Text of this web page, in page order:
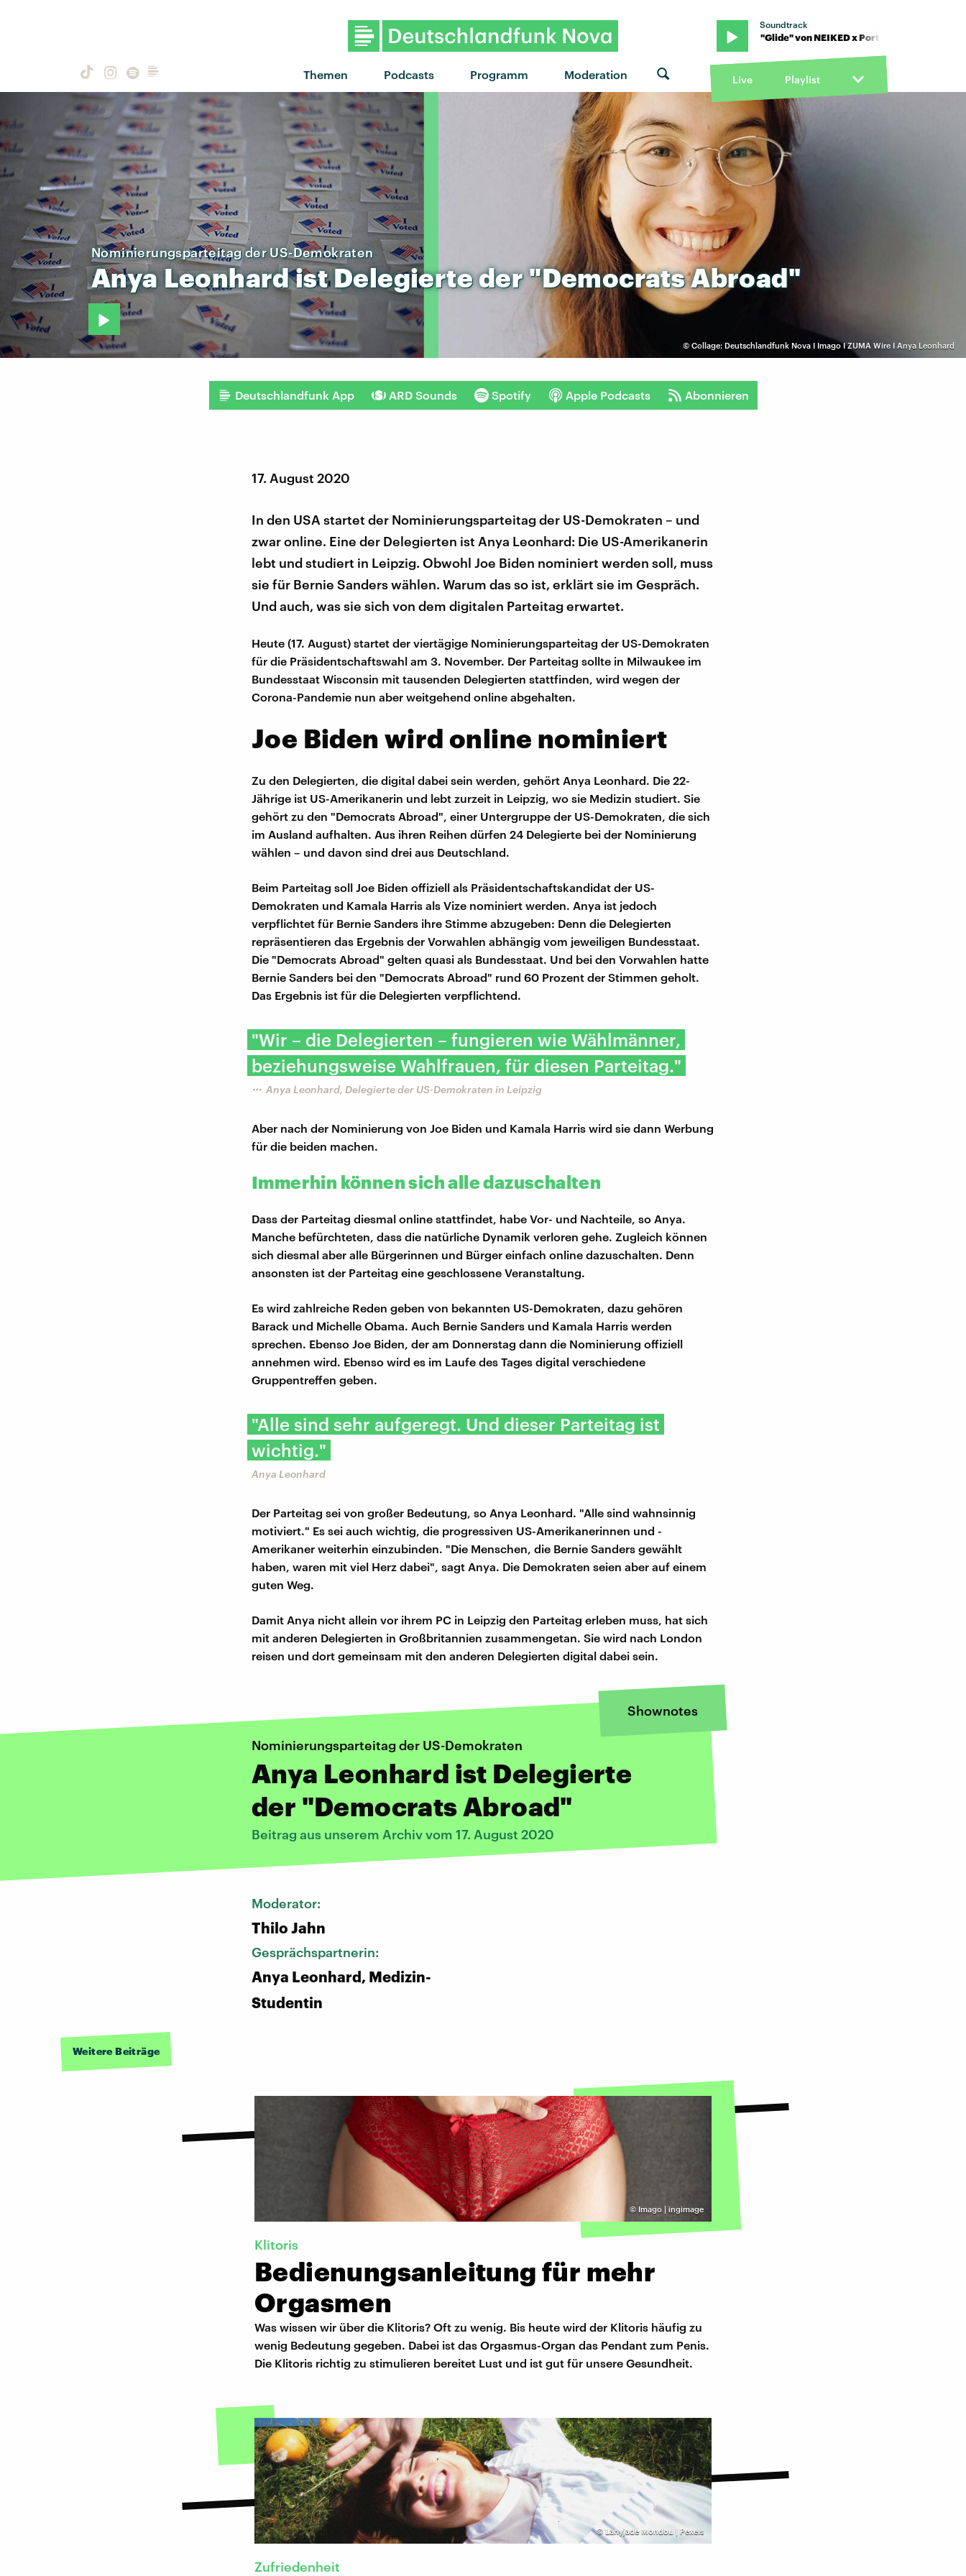
Themen Podcasts Programm Moderation
Soundtrack
"Glide" von NEIKED x Portugal. The Man · "Glide" von NEIKED x Portugal. The Man · "Glide" von
Live Playlist
© Collage: Deutschlandfunk Nova I Imago I ZUMA Wire I Anya Leonhard
Nominierungsparteitag der US-Demokraten
AnyaLeonhardistDelegierteder"DemocratsAbroad"
Deutschlandfunk App ARD Sounds Spotify Apple Podcasts Abonnieren
17. August 2020
In den USA startet der Nominierungsparteitag der US-Demokraten – und
zwar online. Eine der Delegierten ist Anya Leonhard: Die US-Amerikanerin
lebt und studiert in Leipzig. Obwohl Joe Biden nominiert werden soll, muss
sie für Bernie Sanders wählen. Warum das so ist, erklärt sie im Gespräch.
Und auch, was sie sich von dem digitalen Parteitag erwartet.
Heute (17. August) startet der viertägige Nominierungsparteitag der US-Demokraten
für die Präsidentschaftswahl am 3. November. Der Parteitag sollte in Milwaukee im
Bundesstaat Wisconsin mit tausenden Delegierten stattfinden, wird wegen der
Corona-Pandemie nun aber weitgehend online abgehalten.
Joe Biden wird online nominiert
Zu den Delegierten, die digital dabei sein werden, gehört Anya Leonhard. Die 22-
Jährige ist US-Amerikanerin und lebt zurzeit in Leipzig, wo sie Medizin studiert. Sie
gehört zu den "Democrats Abroad", einer Untergruppe der US-Demokraten, die sich
im Ausland aufhalten. Aus ihren Reihen dürfen 24 Delegierte bei der Nominierung
wählen – und davon sind drei aus Deutschland.
Beim Parteitag soll Joe Biden offiziell als Präsidentschaftskandidat der US-
Demokraten und Kamala Harris als Vize nominiert werden. Anya ist jedoch
verpflichtet für Bernie Sanders ihre Stimme abzugeben: Denn die Delegierten
repräsentieren das Ergebnis der Vorwahlen abhängig vom jeweiligen Bundesstaat.
Die "Democrats Abroad" gelten quasi als Bundesstaat. Und bei den Vorwahlen hatte
Bernie Sanders bei den "Democrats Abroad" rund 60 Prozent der Stimmen geholt.
Das Ergebnis ist für die Delegierten verpflichtend.
"Wir – die Delegierten – fungieren wie Wählmänner,
beziehungsweise Wahlfrauen, für diesen Parteitag."
Anya Leonhard, Delegierte der US-Demokraten in Leipzig
Aber nach der Nominierung von Joe Biden und Kamala Harris wird sie dann Werbung
für die beiden machen.
Immerhin können sich alle dazuschalten
Dass der Parteitag diesmal online stattfindet, habe Vor- und Nachteile, so Anya.
Manche befürchteten, dass die natürliche Dynamik verloren gehe. Zugleich können
sich diesmal aber alle Bürgerinnen und Bürger einfach online dazuschalten. Denn
ansonsten ist der Parteitag eine geschlossene Veranstaltung.
Es wird zahlreiche Reden geben von bekannten US-Demokraten, dazu gehören
Barack und Michelle Obama. Auch Bernie Sanders und Kamala Harris werden
sprechen. Ebenso Joe Biden, der am Donnerstag dann die Nominierung offiziell
annehmen wird. Ebenso wird es im Laufe des Tages digital verschiedene
Gruppentreffen geben.
"Alle sind sehr aufgeregt. Und dieser Parteitag ist
wichtig."
Anya Leonhard
Der Parteitag sei von großer Bedeutung, so Anya Leonhard. "Alle sind wahnsinnig
motiviert." Es sei auch wichtig, die progressiven US-Amerikanerinnen und -
Amerikaner weiterhin einzubinden. "Die Menschen, die Bernie Sanders gewählt
haben, waren mit viel Herz dabei", sagt Anya. Die Demokraten seien aber auf einem
guten Weg.
Damit Anya nicht allein vor ihrem PC in Leipzig den Parteitag erleben muss, hat sich
mit anderen Delegierten in Großbritannien zusammengetan. Sie wird nach London
reisen und dort gemeinsam mit den anderen Delegierten digital dabei sein.
Shownotes
Nominierungsparteitag der US-Demokraten
Anya Leonhard ist Delegierte
der "Democrats Abroad"
Beitrag aus unserem Archiv vom 17. August 2020
Moderator:
Thilo Jahn
Gesprächspartnerin:
Anya Leonhard, Medizin-
Studentin
Weitere Beiträge
© Imago | ingimage
Klitoris
Bedienungsanleitung für mehr
Orgasmen
Was wissen wir über die Klitoris? Oft zu wenig. Bis heute wird der Klitoris häufig zu
wenig Bedeutung gegeben. Dabei ist das Orgasmus-Organ das Pendant zum Penis.
Die Klitoris richtig zu stimulieren bereitet Lust und ist gut für unsere Gesundheit.
© Lanyjade Mondou | Pexels
Zufriedenheit